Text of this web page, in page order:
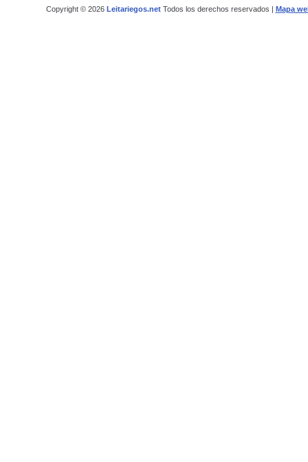
Copyright © 2026 Leitariegos.netTodos los derechos reservados | Mapa